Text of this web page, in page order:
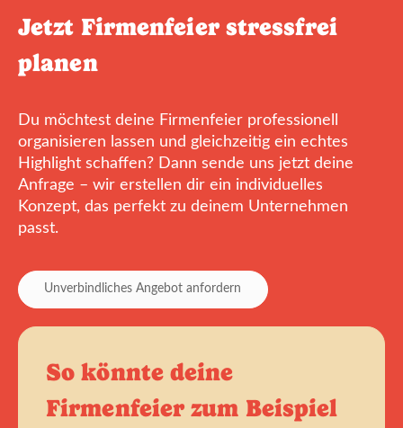
Jetzt Firmenfeier stressfrei
planen
Du möchtest deine Firmenfeier professionell
organisieren lassen und gleichzeitig ein echtes
Highlight schaffen? Dann sende uns jetzt deine
Anfrage – wir erstellen dir ein individuelles
Konzept, das perfekt zu deinem Unternehmen
passt.
Unverbindliches Angebot anfordern
So könnte deine
Firmenfeier zum Beispiel